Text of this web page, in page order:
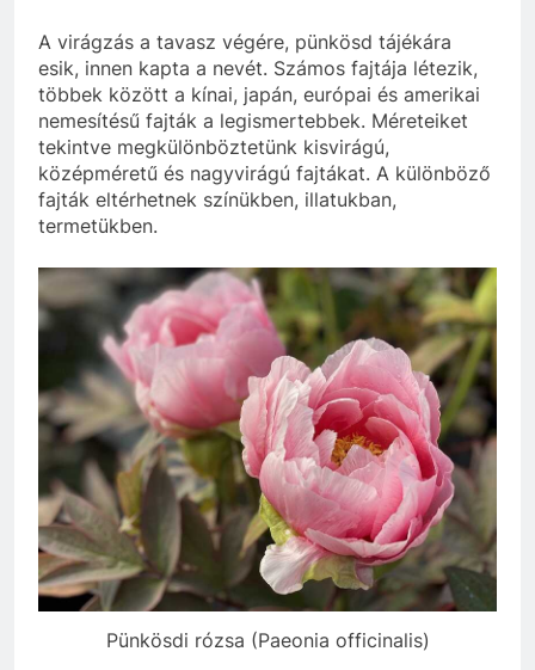
A virágzás a tavasz végére, pünkösd tájékára
esik, innen kapta a nevét. Számos fajtája létezik,
többek között a kínai, japán, európai és amerikai
nemesítésű fajták a legismertebbek. Méreteiket
tekintve megkülönböztetünk kisvirágú,
középméretű és nagyvirágú fajtákat. A különböző
fajták eltérhetnek színükben, illatukban,
termetükben.
Pünkösdi rózsa (Paeonia officinalis)